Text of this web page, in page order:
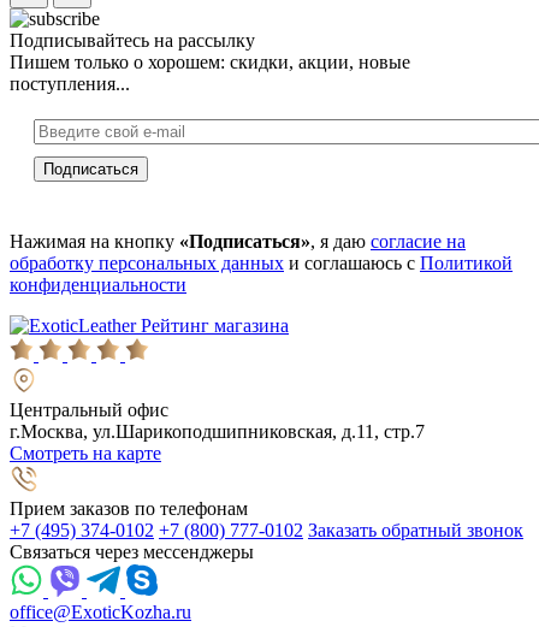
Подписывайтесь на рассылку
Пишем только о хорошем: скидки, акции, новые
поступления...
Нажимая на кнопку «Подписаться», я даю согласие на
обработку персональных данных и соглашаюсь с Политикой
конфиденциальности
Рейтинг магазина
Центральный офис
г.Москва, ул.Шарикоподшипниковская, д.11, стр.7
Смотреть на карте
Прием заказов по телефонам
+7 (495) 374-0102 +7 (800) 777-0102 Заказать обратный звонок
Связаться через мессенджеры
office@ExoticKozha.ru